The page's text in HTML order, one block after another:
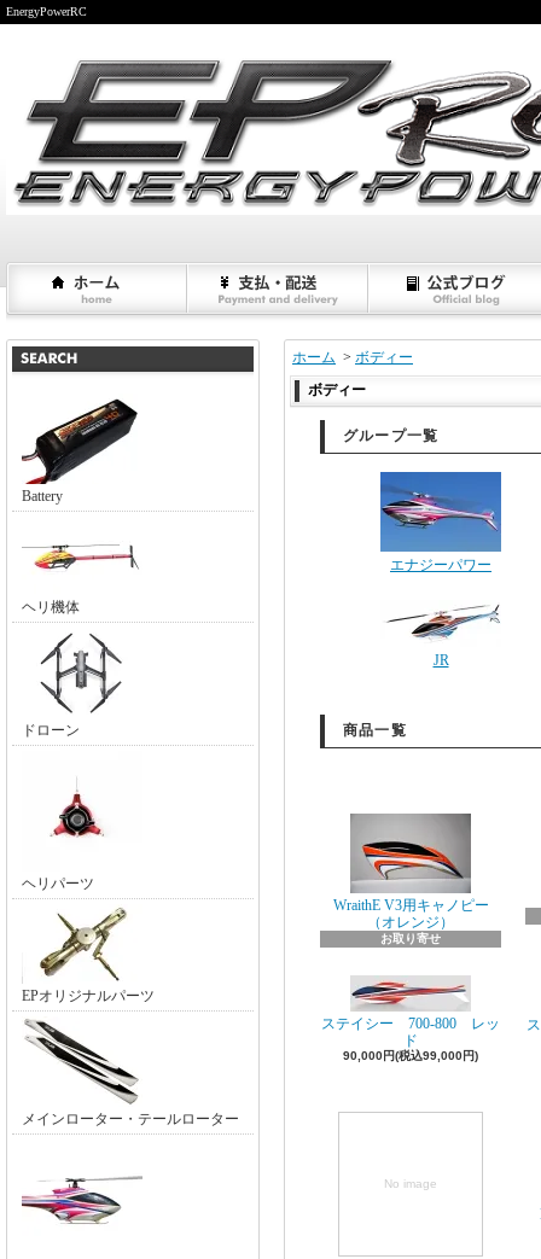
EnergyPowerRC
Battery
ヘリ機体
ドローン
ヘリパーツ
EPオリジナルパーツ
メインローター・テールローター
ホーム > ボディー
ボディー
グループ一覧
エナジーパワー
JR
商品一覧
WraithE V3用キャノピー
（オレンジ）
お取り寄せ
ステイシー 700-800 レッ
ド
90,000円(税込99,000円)
No image